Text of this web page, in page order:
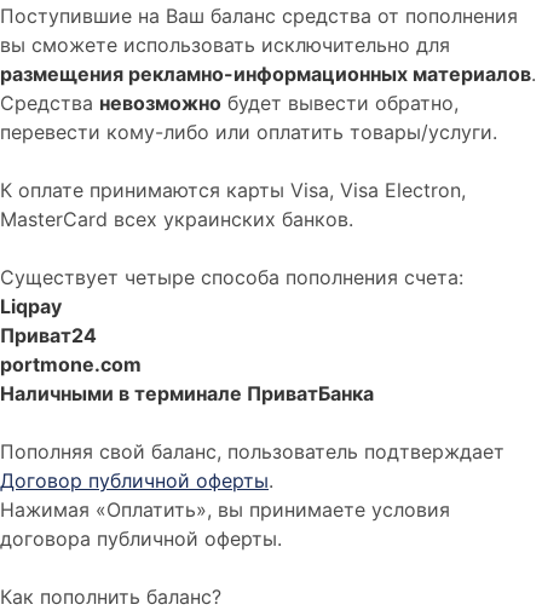
Поступившие на Ваш баланс средства от пополнения
вы сможете использовать исключительно для
размещения рекламно-информационных материалов.
Средства невозможно будет вывести обратно,
перевести кому-либо или оплатить товары/услуги.
К оплате принимаются карты Visa, Visa Electron,
MasterCard всех украинских банков.
Существует четыре способа пополнения счета:
Liqpay
Приват24
portmone.com
Наличными в терминале ПриватБанка
Пополняя свой баланс, пользователь подтверждает
Договор публичной оферты.
Нажимая «Оплатить», вы принимаете условия
договора публичной оферты.
Как пополнить баланс?